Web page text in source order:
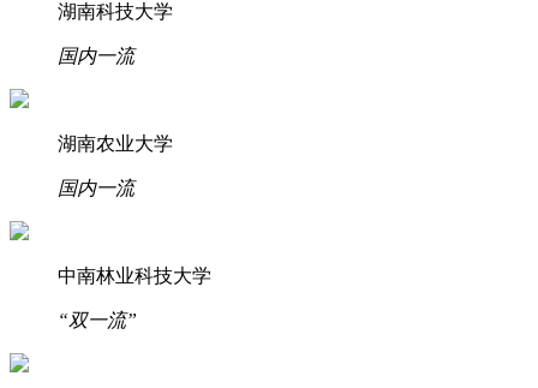
湖南科技大学
国内一流
湖南农业大学
国内一流
中南林业科技大学
“双一流”